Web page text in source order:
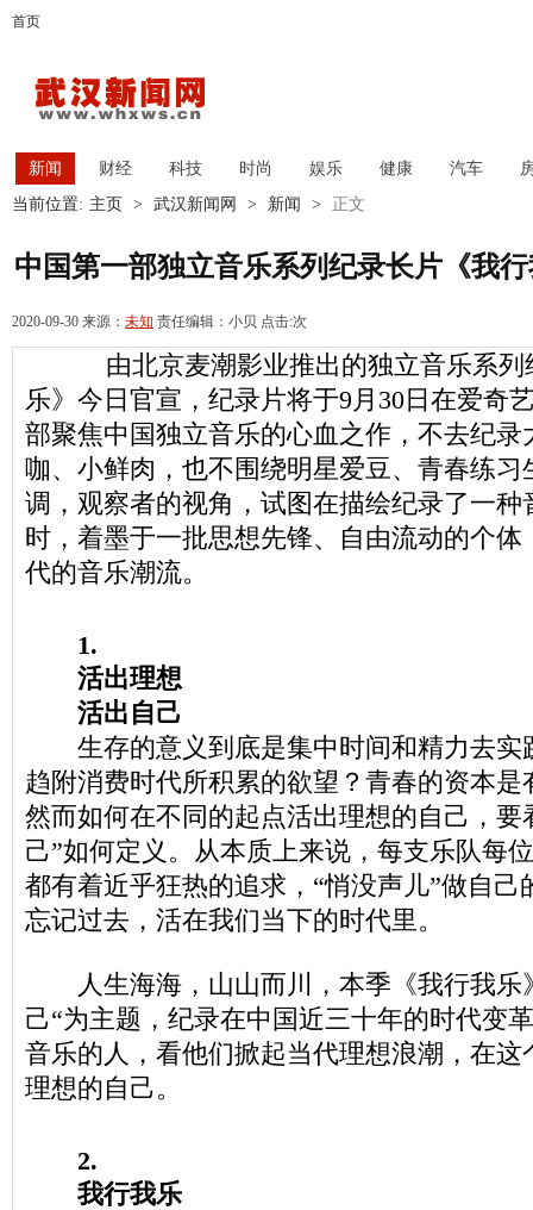
首页
新闻 财经 科技 时尚 娱乐 健康 汽车
当前位置: 主页 > 武汉新闻网 > 新闻 > 正文
中国第一部独立音乐系列纪录长片《我
2020-09-30 来源： 未知 责任编辑：小贝 点击:次
由北京麦潮影业推出的独立音乐系列
乐》今日官宣，纪录片将于9月30日在爱奇
部聚焦中国独立音乐的心血之作，不去纪录
咖、小鲜肉，也不围绕明星爱豆、青春练习
调，观察者的视角，试图在描绘纪录了一种
时，着墨于一批思想先锋、自由流动的个
代的音乐潮流。
1.
活出理想
活出自己
生存的意义到底是集中时间和精力去实
趋附消费时代所积累的欲望？青春的资本
然而如何在不同的起点活出理想的自己，要
己”如何定义。从本质上来说，每支乐队每
都有着近乎狂热的追求，“悄没声儿”做自己
忘记过去，活在我们当下的时代里。
人生海海，山山而川，本季《我行我乐
己“为主题，纪录在中国近三十年的时代变
音乐的人，看他们掀起当代理想浪潮，在这
理想的自己。
2.
我行我乐